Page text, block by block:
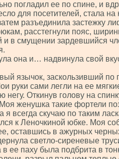
погладил ее по спине, и
для посетителей, стала
разъединила застежку
расстегнули пояс,
и в смущении зардевшийся
она и… надвинула свой
язычок, заскользивший по
руки сами легли на ее
Откинув голову на
женушка такие фортели
я всегда скучаю по таким
к Леночкиной юбке. Моя
оставшись в ажурных
светло-сиреневые
ее паху была подбрита в